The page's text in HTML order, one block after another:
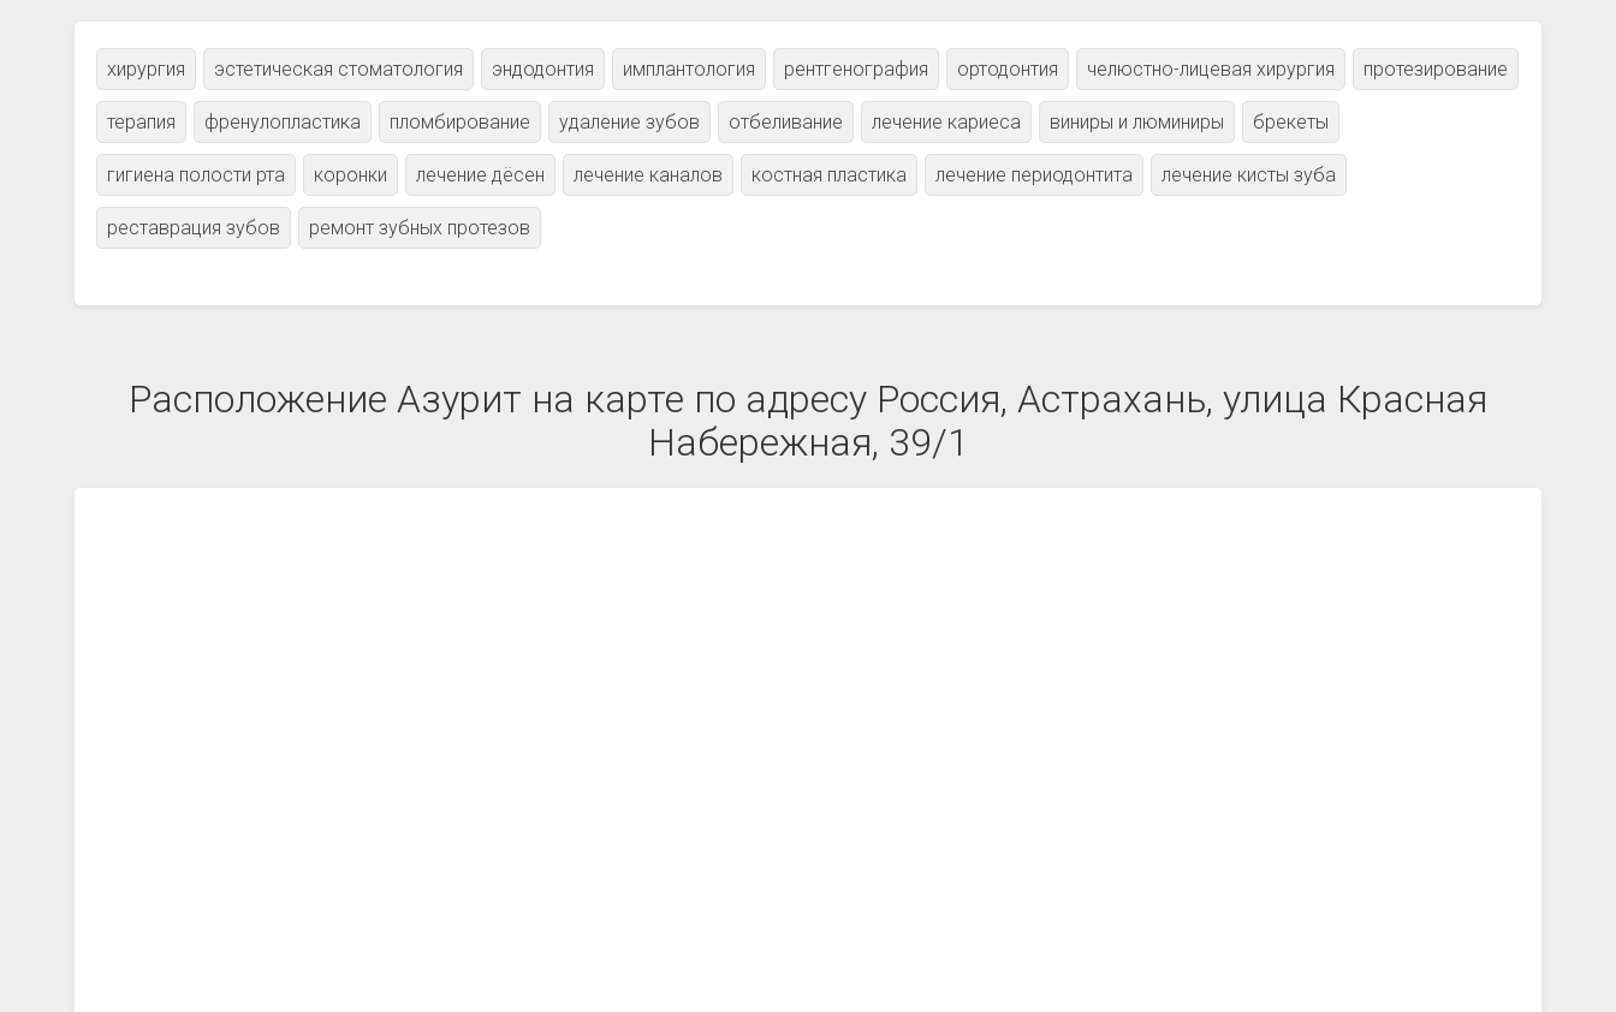
хирургия эстетическая стоматология эндодонтия имплантология рентгенография ортодонтия челюстно-лицевая хирургия протезирование
терапия френулопластика пломбирование удаление зубов отбеливание лечение кариеса виниры и люминиры брекеты
гигиена полости рта коронки лечение дёсен лечение каналов костная пластика лечение периодонтита лечение кисты зуба
реставрация зубов ремонт зубных протезов
Расположение Азурит на карте по адресу Россия, Астрахань, улица Красная
Набережная, 39/1